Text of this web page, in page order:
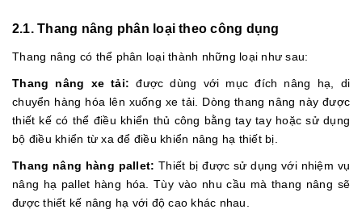
2.1. Thang nâng phân loại theo công dụng
Thang nâng có thể phân loại thành những loại như sau:
Thang nâng xe tải: được dùng với mục đích nâng hạ, di
chuyển hàng hóa lên xuống xe tải. Dòng thang nâng này được
thiết kế có thể điều khiển thủ công bằng tay tay hoặc sử dụng
bộ điều khiển từ xa để điều khiển nâng hạ thiết bị.
Thang nâng hàng pallet: Thiết bị được sử dụng với nhiệm vụ
nâng hạ pallet hàng hóa. Tùy vào nhu cầu mà thang nâng sẽ
được thiết kế nâng hạ với độ cao khác nhau.